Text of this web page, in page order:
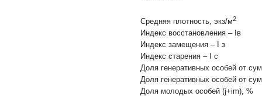
Средняя плотность, экз/м2
Индекс восстановления – Iв
Индекс замещения – I з
Индекс старения – I c
Доля генеративных особей от
Доля генеративных особей от
Доля молодых особей (j+im), %